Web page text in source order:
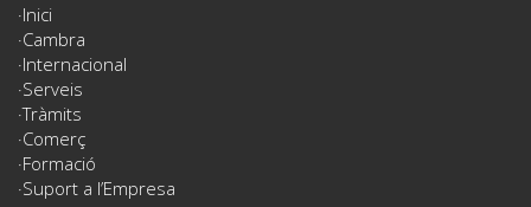
Inici
Cambra
Internacional
Serveis
Tràmits
Comerç
Formació
Suport a l’Empresa